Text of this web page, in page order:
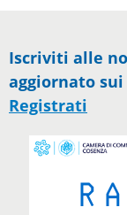
Iscriviti alle
aggiornato
Registrati